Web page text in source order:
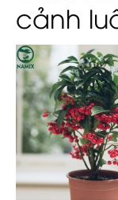
cảnh